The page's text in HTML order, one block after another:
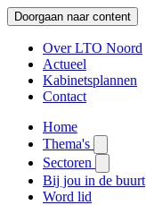
Doorgaan naar content
Over LTO Noord
Actueel
Kabinetsplannen
Contact
Home
Thema's
Sectoren
Bij jou in de buurt
Word lid